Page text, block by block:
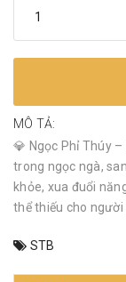
MÔ TẢ:
💎 Ngọc Phỉ Thúy
trong ngọc ngà,
khỏe, xua đuổi
thể thiếu cho người
STB